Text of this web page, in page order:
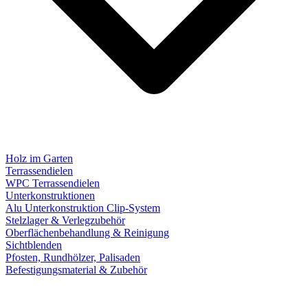
Holz im Garten
Terrassendielen
WPC Terrassendielen
Unterkonstruktionen
Alu Unterkonstruktion Clip-System
Stelzlager & Verlegzubehör
Oberflächenbehandlung & Reinigung
Sichtblenden
Pfosten, Rundhölzer, Palisaden
Befestigungsmaterial & Zubehör